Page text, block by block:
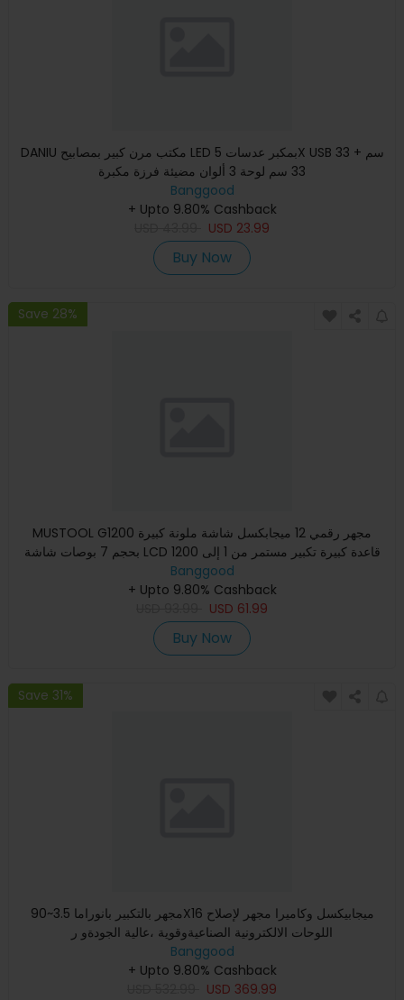
DANIU مكتب مرن كبير بمصابيح LED بمكبر عدسات 5X USB 33 سم +
33 سم لوحة 3 ألوان مضيئة فرزة مكبرة
Banggood
+ Upto 9.80% Cashback
USD 23.99
Buy Now
Save 28%
MUSTOOL G1200 مجهر رقمي 12 ميجابكسل شاشة ملونة كبيرة
بحجم 7 بوصات شاشة LCD قاعدة كبيرة تكبير مستمر من 1 إلى 1200
مرة مع
Banggood
+ Upto 9.80% Cashback
USD 61.99
Buy Now
Save 31%
مجهر بالتكبير بانوراما 3.5~90X16 ميجابيكسل وكاميرا مجهر لإصلاح
اللوحات الالكترونية الصناعيةوقوية ،عالية الجودةو ر
Banggood
+ Upto 9.80% Cashback
USD 369.99